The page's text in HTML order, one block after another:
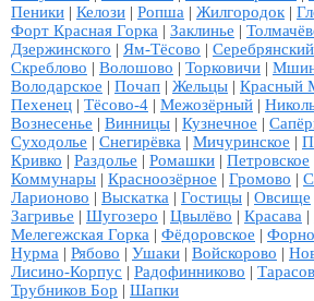
Пеники | Келози | Ропша | Жилгородок|
Форт Красная Горка | Заклинье |
Дзержинского | Ям-Тёсово | Серебрянский
Скреблово | Волошово | Торковичи |
Володарское | Почап | Жельцы | Красный
Пехенец | Тёсово-4 | Межозёрный |
Вознесенье | Винницы | Кузнечное |
Суходолье | Снегирёвка | Мичуринское |
Кривко | Раздолье | Ромашки | Петровское
Коммунары | Красноозёрное | Громово |
Ларионово | Выскатка | Гостицы | Овсище
Загривье | Шугозеро | Цвылёво | Красава |
Мелегежская Горка | Фёдоровское |
Нурма | Рябово | Ушаки | Войскорово |
Лисино-Корпус | Радофинниково |
Трубников Бор | Шапки